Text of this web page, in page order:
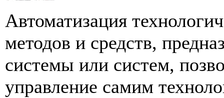
Автоматизация
методов и средств,
системы или систем,
управление самим